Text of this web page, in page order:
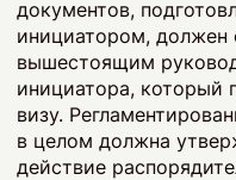
документов,
инициатором, должен
вышестоящим
инициатора, который
визу.
в целом должна
действие